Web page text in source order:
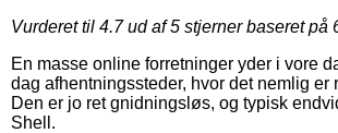
Vurderet til 4.7ud af 5 stjerner baseret på
En masse online forretninger yder i vore
dag afhentningssteder, hvor det nemlig
Den er jo ret gnidningsløs, og typisk
Shell.